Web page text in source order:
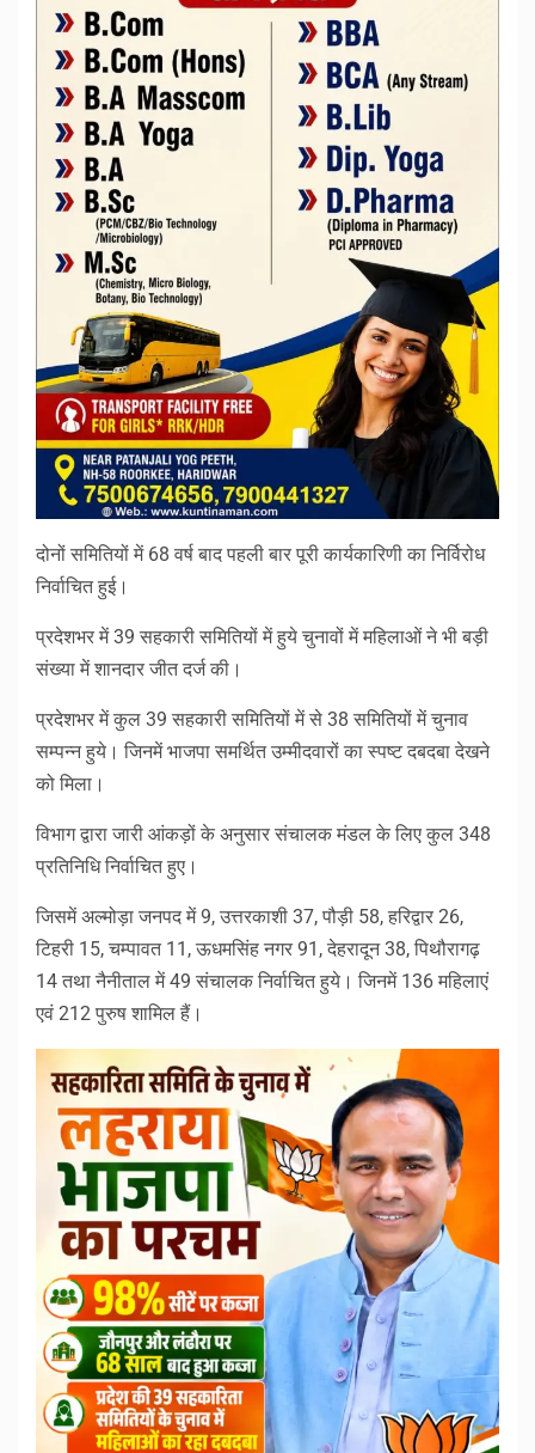
दोनों समितियों में 68 वर्ष बाद पहली बार पूरी कार्यकारिणी का निर्विरोध
निर्वाचित हुई।
प्रदेशभर में 39 सहकारी समितियों में हुये चुनावों में महिलाओं ने भी बड़ी
संख्या में शानदार जीत दर्ज की।
प्रदेशभर में कुल 39 सहकारी समितियों में से 38 समितियों में चुनाव
सम्पन्न हुये। जिनमें भाजपा समर्थित उम्मीदवारों का स्पष्ट दबदबा देखने
को मिला।
विभाग द्वारा जारी आंकड़ों के अनुसार संचालक मंडल के लिए कुल 348
प्रतिनिधि निर्वाचित हुए।
जिसमें अल्मोड़ा जनपद में 9, उत्तरकाशी 37, पौड़ी 58, हरिद्वार 26,
टिहरी 15, चम्पावत 11, ऊधमसिंह नगर 91, देहरादून 38, पिथौरागढ़
14 तथा नैनीताल में 49 संचालक निर्वाचित हुये। जिनमें 136 महिलाएं
एवं 212 पुरुष शामिल हैं।